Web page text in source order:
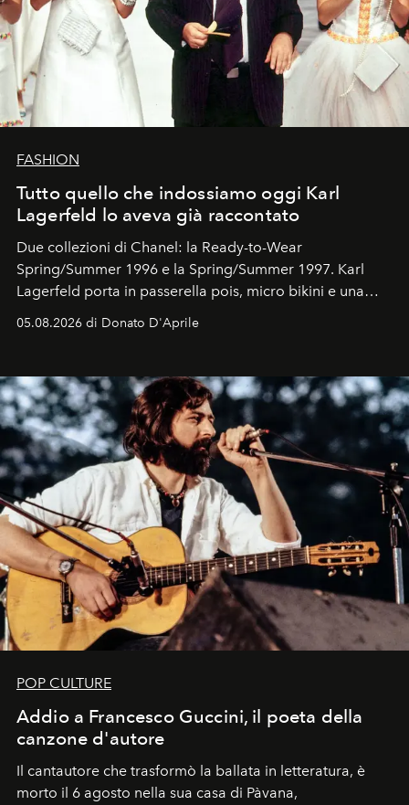
FASHION
Tutto quello che indossiamo oggi Karl
Lagerfeld lo aveva già raccontato
Due collezioni di Chanel: la Ready-to-Wear
Spring/Summer 1996 e la Spring/Summer 1997. Karl
Lagerfeld porta in passerella pois, micro bikini e una
logomania pensata per la spiaggia
Kate, Claudia e Carla una dietro l'altra. Trent'anni dopo,
uno dei documenti più contemporanei che abbiamo.
05.08.2026 di Donato D'Aprile
POP CULTURE
Addio a Francesco Guccini, il poeta della
canzone d'autore
Il cantautore che trasformò la ballata in letteratura, è
morto il 6 agosto nella sua casa di Pàvana,